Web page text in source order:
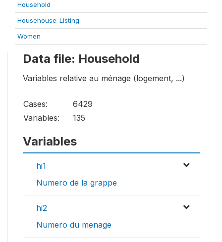
Household
Househouse_Listing
Women
Data file: Household
Variables relative au ménage (logement, ...)
Cases:
6429
Variables:
135
Variables
hi1
Numero de la grappe
hi2
Numero du menage